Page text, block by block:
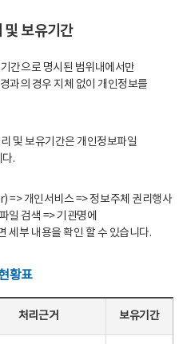
및 보유기간
간으로 명시된 범위내에서만
과의 경우 지체 없이 개인정보를
및 보유기간은 개인정보파일
.
개인서비스 => 정보주체 권리행사
일 검색 => 기관명에
세부 내용을 확인 할 수 있습니다.
황표
처리근거 보유기간